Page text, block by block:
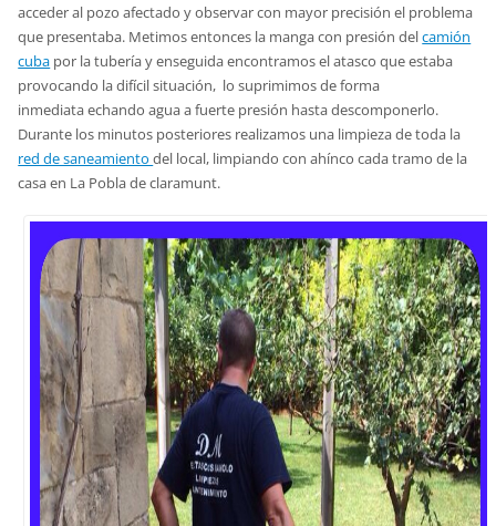
acceder al pozo afectado y observar con mayor precisión el problema
que presentaba. Metimos entonces la manga con presión delcamión
cuba por la tubería y enseguida encontramos el atasco que estaba
provocando la difícil situación, lo suprimimos de forma
inmediata echando agua a fuerte presión hasta descomponerlo.
Durante los minutos posteriores realizamos una limpieza de toda la
red de saneamientodel local, limpiando con ahínco cada tramo de la
casa en La Pobla de claramunt.